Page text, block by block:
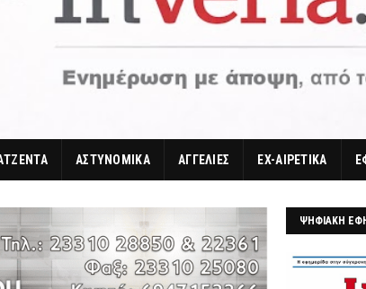
ΑΣΤΥΝΟΜΙΚΑ ΑΓΓΕΛΙΕΣ EX-ΑΙΡΕΤΙΚΑ
ΨΗΦΙΑΚΗ